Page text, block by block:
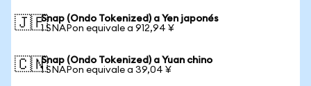
🇯🇵Snap (Ondo Tokenized) a Yen japonés
1 SNAPon equivale a 912,94 ¥
🇨🇳Snap (Ondo Tokenized) a Yuan chino
1 SNAPon equivale a 39,04 ¥